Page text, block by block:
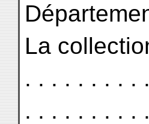
La
. . . . . . . . .
. . . . . . . . .